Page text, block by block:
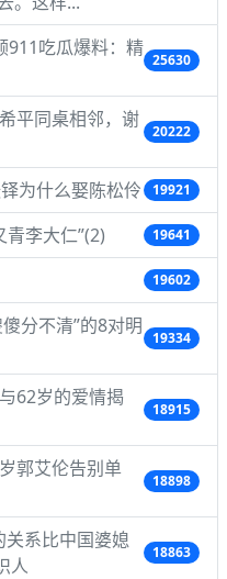
911吃瓜爆料：精
25630
平同桌相邻，谢
20222
为什么娶陈松伶 19921
李大仁”(2) 19641
19602
分不清”的8对明
19334
62岁的爱情揭
18915
郭艾伦告别单
18898
系比中国婆媳
人
18863